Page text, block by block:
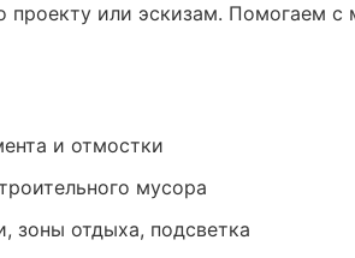
проекту или эскизам. Помогаем
и отмостки
мусора
зоны отдыха, подсветка